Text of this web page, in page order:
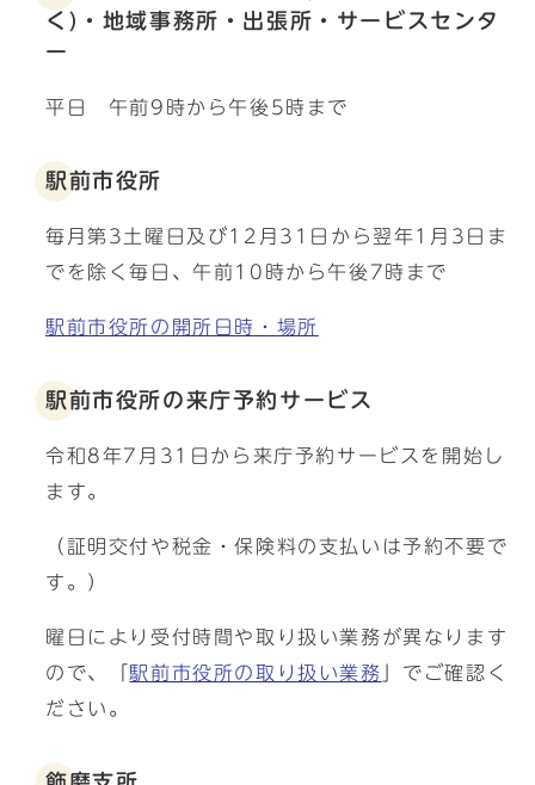
く)・地域事務所・出張所・サービスセンタ
ー
平日 午前9時から午後5時まで
駅前市役所
毎月第3土曜日及び12月31日から翌年1月3日ま
でを除く毎日、午前10時から午後7時まで
駅前市役所の開所日時・場所
駅前市役所の来庁予約サービス
令和8年7月31日から来庁予約サービスを開始し
ます。
（証明交付や税金・保険料の支払いは予約不要で
す。）
曜日により受付時間や取り扱い業務が異なります
ので、「 駅前市役所の取り扱い業務
」でご確認く
ださい。